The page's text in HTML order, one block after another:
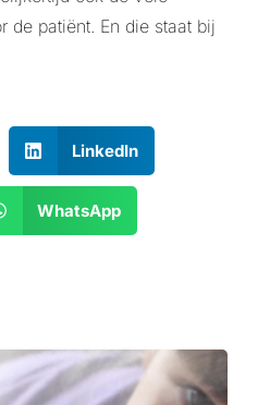
de patiënt. En die staat bij
LinkedIn
WhatsApp